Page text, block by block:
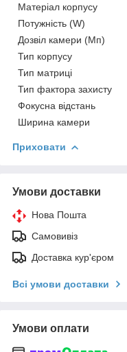
Матеріал корпусу
Потужність (W)
Дозвіл камери (Мп)
Тип корпусу
Тип матриці
Тип фактора захисту
Фокусна відстань
Ширина камери
Приховати
Умови доставки
Нова Пошта
Самовивіз
Доставка кур'єром
Всі умови доставки
Умови оплати